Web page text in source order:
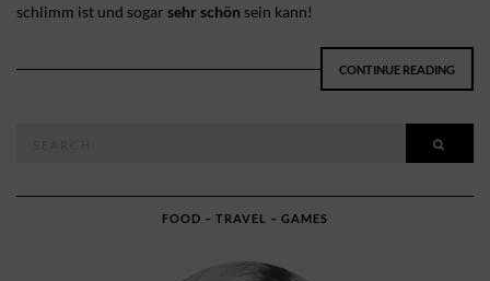
schlimm ist und sogar sehr schön sein kann!
CONTINUE READING
FOOD – TRAVEL – GAMES